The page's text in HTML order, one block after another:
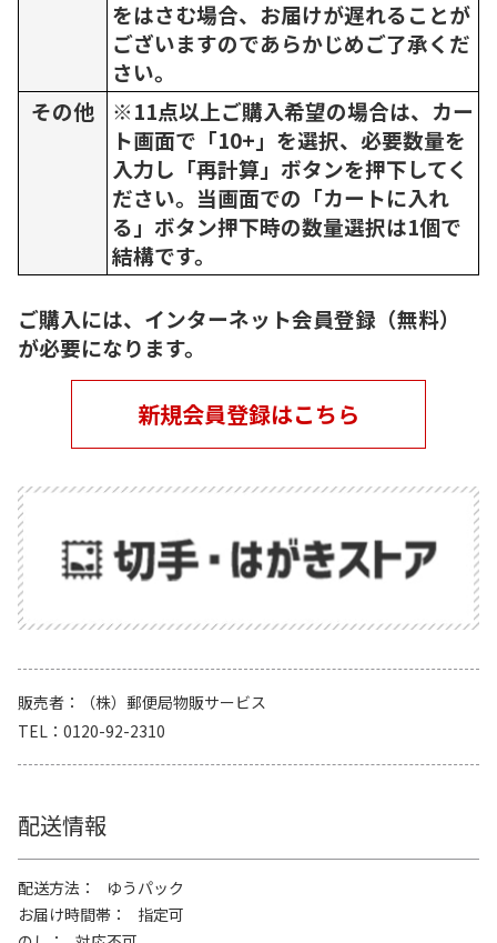
をはさむ場合、お届けが遅れることが
ございますのであらかじめご了承くだ
さい。
その他
※11点以上ご購入希望の場合は、カー
ト画面で「10+」を選択、必要数量を
入力し「再計算」ボタンを押下してく
ださい。当画面での「カートに入れ
る」ボタン押下時の数量選択は1個で
結構です。
ご購入には、インターネット会員登録（無料）
が必要になります。
新規会員登録はこちら
販売者
（株）郵便局物販サービス
TEL
0120-92-2310
配送情報
配送方法
ゆうパック
お届け時間帯
指定可